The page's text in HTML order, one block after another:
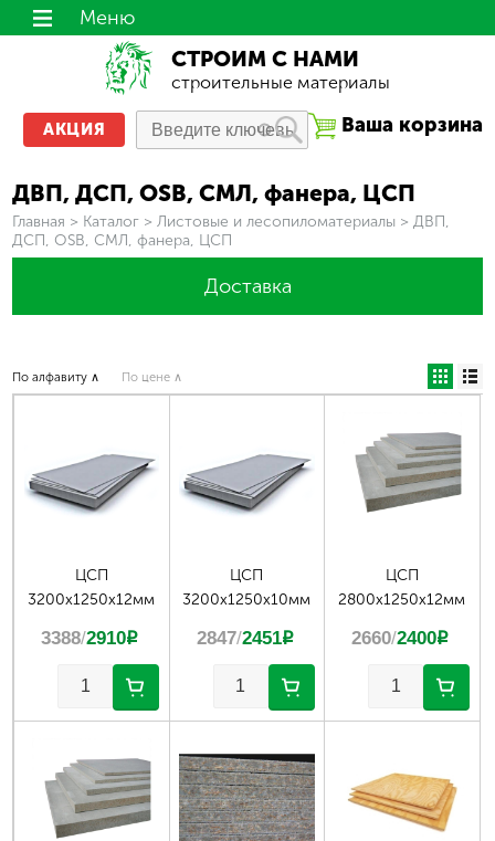
СТРОИМ С НАМИ
строительные материалы
Ваша корзина
АКЦИЯ
Меню
ДВП, ДСП, OSB, СМЛ, фанера, ЦСП
Вы здесь
Главная > Каталог > Листовые и лесопиломатериалы > ДВП,
ДСП, OSB, СМЛ, фанера, ЦСП
Доставка
По алфавиту ∧ По цене ∧
ЦСП
3200х1250х12мм
3388/2910p
ЦСП
3200х1250х10мм
2847/2451p
ЦСП
2800х1250х12мм
2660/2400p